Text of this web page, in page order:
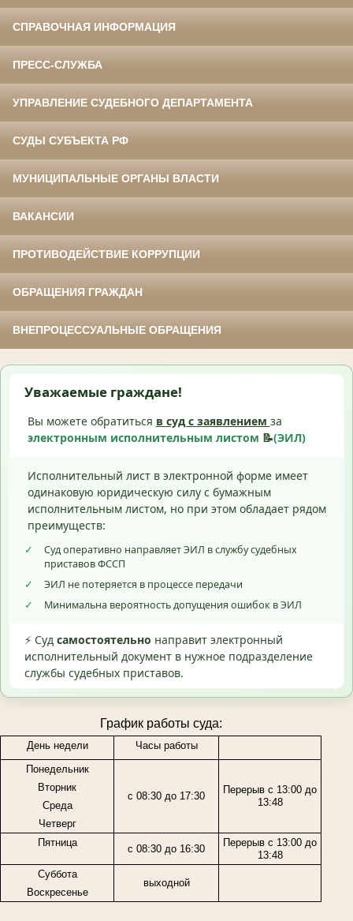
СПРАВОЧНАЯ ИНФОРМАЦИЯ
ПРЕСС-СЛУЖБА
УПРАВЛЕНИЕ СУДЕБНОГО ДЕПАРТАМЕНТА
СУДЫ СУБЪЕКТА РФ
МУНИЦИПАЛЬНЫЕ ОРГАНЫ ВЛАСТИ
ВАКАНСИИ
ПРОТИВОДЕЙСТВИЕ КОРРУПЦИИ
ОБРАЩЕНИЯ ГРАЖДАН
ВНЕПРОЦЕССУАЛЬНЫЕ ОБРАЩЕНИЯ
Уважаемые граждане!
Вы можете обратиться в суд с заявлением за
электронным исполнительным листом 📝(ЭИЛ)
Исполнительный лист в электронной форме имеет
одинаковую юридическую силу с бумажным
исполнительным листом, но при этом обладает рядом
преимуществ:
✓
Суд оперативно направляет ЭИЛ в службу судебных
приставов ФССП
✓
ЭИЛ не потеряется в процессе передачи
✓
Минимальна вероятность допущения ошибок в ЭИЛ
⚡ Суд самостоятельно направит электронный
исполнительный документ в нужное подразделение
службы судебных приставов.
График работы суда:
День недели
Часы работы
Понедельник
Вторник
Среда
Четверг
с 08:30 до 17:30
Перерыв с 13:00 до
13:48
Пятница
с 08:30 до 16:30
Перерыв с 13:00 до
13:48
Суббота
Воскресенье
выходной